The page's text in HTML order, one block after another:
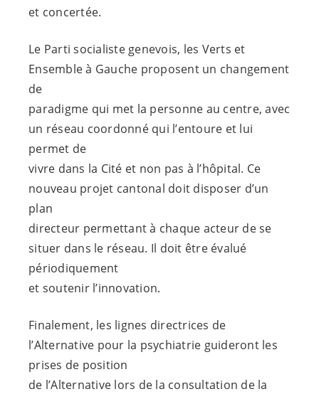
et concertée.
Le Parti socialiste genevois, les Verts et
Ensemble à Gauche proposent un changement
de
paradigme qui met la personne au centre, avec
un réseau coordonné qui l’entoure et lui
permet de
vivre dans la Cité et non pas à l’hôpital. Ce
nouveau projet cantonal doit disposer d’un
plan
directeur permettant à chaque acteur de se
situer dans le réseau. Il doit être évalué
périodiquement
et soutenir l’innovation.
Finalement, les lignes directrices de
l’Alternative pour la psychiatrie guideront les
prises de position
de l’Alternative lors de la consultation de la